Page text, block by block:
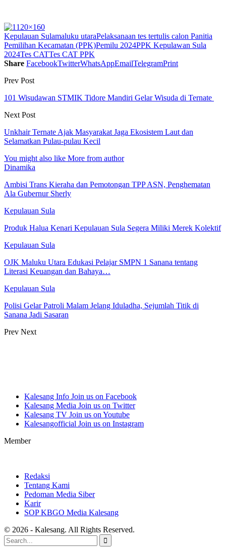
Kepulauan Sulamaluku utaraPelaksanaan tes tertulis calon Panitia
Pemilihan Kecamatan (PPK)Pemilu 2024PPK Kepulawan Sula
2024Tes CATTes CAT PPK
Share FacebookTwitterWhatsAppEmailTelegramPrint
Prev Post
101 Wisudawan STMIK Tidore Mandiri Gelar Wisuda di Ternate
Next Post
Unkhair Ternate Ajak Masyarakat Jaga Ekosistem Laut dan
Selamatkan Pulau-pulau Kecil
You might also like More from author
Dinamika
Ambisi Trans Kieraha dan Pemotongan TPP ASN, Penghematan
Ala Gubernur Sherly
Kepulauan Sula
Produk Halua Kenari Kepulauan Sula Segera Miliki Merek Kolektif
Kepulauan Sula
OJK Maluku Utara Edukasi Pelajar SMPN 1 Sanana tentang
Literasi Keuangan dan Bahaya…
Kepulauan Sula
Polisi Gelar Patroli Malam Jelang Iduladha, Sejumlah Titik di
Sanana Jadi Sasaran
Prev Next
Kalesang Info Join us on Facebook
Kalesang Media Join us on Twitter
Kalesang TV Join us on Youtube
Kalesangofficial Join us on Instagram
Member
Redaksi
Tentang Kami
Pedoman Media Siber
Karir
SOP KBGO Media Kalesang
© 2026 - Kalesang. All Rights Reserved.